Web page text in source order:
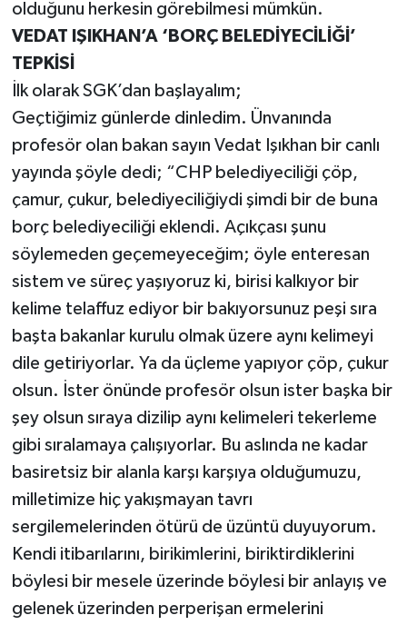
olduğunu herkesin görebilmesi mümkün.
VEDAT IŞIKHAN’A ‘BORÇ BELEDİYECİLİĞİ’
TEPKİSİ
İlk olarak SGK’dan başlayalım;
Geçtiğimiz günlerde dinledim. Ünvanında
profesör olan bakan sayın Vedat Işıkhan bir canlı
yayında şöyle dedi; “CHP belediyeciliği çöp,
çamur, çukur, belediyeciliğiydi şimdi bir de buna
borç belediyeciliği eklendi. Açıkçası şunu
söylemeden geçemeyeceğim; öyle enteresan
sistem ve süreç yaşıyoruz ki, birisi kalkıyor bir
kelime telaffuz ediyor bir bakıyorsunuz peşi sıra
başta bakanlar kurulu olmak üzere aynı kelimeyi
dile getiriyorlar. Ya da üçleme yapıyor çöp, çukur
olsun. İster önünde profesör olsun ister başka bir
şey olsun sıraya dizilip aynı kelimeleri tekerleme
gibi sıralamaya çalışıyorlar. Bu aslında ne kadar
basiretsiz bir alanla karşı karşıya olduğumuzu,
milletimize hiç yakışmayan tavrı
sergilemelerinden ötürü de üzüntü duyuyorum.
Kendi itibarılarını, birikimlerini, biriktirdiklerini
böylesi bir mesele üzerinde böylesi bir anlayış ve
gelenek üzerinden perperişan ermelerini